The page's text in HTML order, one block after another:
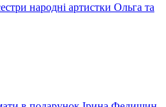
народні артистки Ольга та